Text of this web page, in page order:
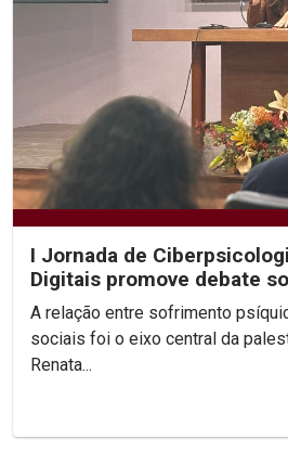
I Jornada de
Digitais promove debate
psíquico nas...
A relação entre sofrimento
sociais foi o eixo central da
Renata...